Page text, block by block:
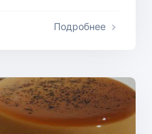
Подробнее